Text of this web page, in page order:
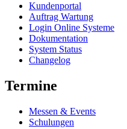
Kundenportal
Auftrag Wartung
Login Online Systeme
Dokumentation
System Status
Changelog
Termine
Messen & Events
Schulungen